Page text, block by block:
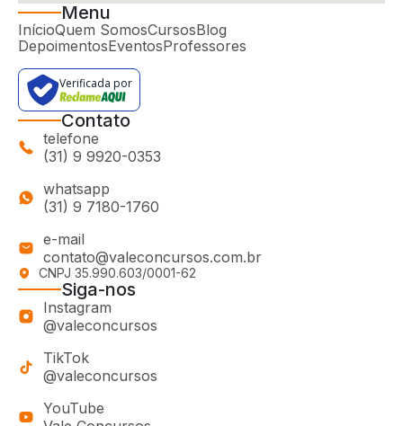
Menu
InícioQuem SomosCursosBlog
DepoimentosEventosProfessores
Verificada por
Contato
telefone
(31) 9 9920-0353
whatsapp
(31) 9 7180-1760
e-mail
contato@valeconcursos.com.br
CNPJ 35.990.603/0001-62
Siga-nos
Instagram
@valeconcursos
TikTok
@valeconcursos
YouTube